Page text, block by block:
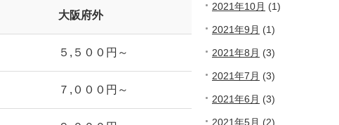
大阪府外
５,５００円～
７,０００円～
2021年10月 (1)
2021年9月 (1)
2021年8月 (3)
2021年7月 (3)
2021年6月 (3)
2021年5月 (2)